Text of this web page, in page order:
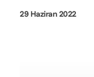
29 Haziran 2022